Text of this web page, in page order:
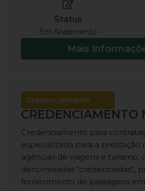
Status
Em Andamento
Mais
Credenciamento
CREDENCIAMENTO
Credenciamento para
especializada para a prestação
agências de viagens e turismo,
denominadas “credenciadas”,
fornecimento de passagens